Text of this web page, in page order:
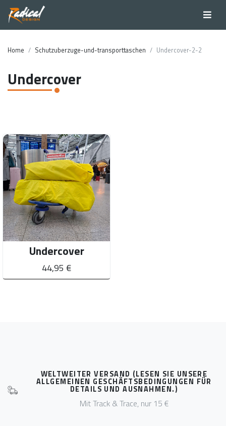
Home Schutzuberzuge-und-transporttaschen Undercover-2-2
Undercover
Undercover
44,95 €
WELTWEITER VERSAND (LESEN SIE UNSERE
ALLGEMEINEN GESCHÄFTSBEDINGUNGEN FÜR
DETAILS UND AUSNAHMEN.)
Mit Track & Trace, nur 15 €